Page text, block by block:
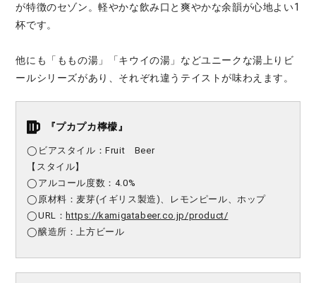
が特徴のセゾン。軽やかな飲み口と爽やかな余韻が心地よい1
杯です。
他にも「ももの湯」「キウイの湯」などユニークな湯上りビ
ールシリーズがあり、それぞれ違うテイストが味わえます。
『プカプカ檸檬 』
◯ビアスタイル：Fruit Beer
【スタイル】
◯アルコール度数：4.0%
◯原材料：麦芽(イギリス製造)、レモンピール、ホップ
◯URL：https://kamigatabeer.co.jp/product/
◯醸造所：上方ビール